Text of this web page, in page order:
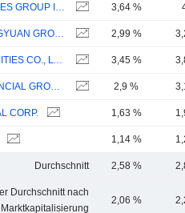
DAIWA SECURITIES GROUP INC. 3,64 %
SHENWAN HONGYUAN GROUP CO., LTD. 2,99 %
GUOSEN SECURITIES CO., LTD. 3,45 %
JEFFERIES FINANCIAL GROUP INC. 2,9 %
CORP. 1,63 %
1,14 %
Durchschnitt 2,58 %
Durchschnitt nach
Marktkapitalisierung
2,06 %